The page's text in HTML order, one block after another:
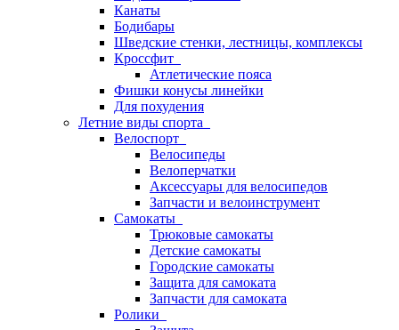
Канаты
Бодибары
Шведские стенки, лестницы, комплексы
Кроссфит
Атлетические пояса
Фишки конусы линейки
Для похудения
Летние виды спорта
Велоспорт
Велосипеды
Велоперчатки
Аксессуары для велосипедов
Запчасти и велоинструмент
Самокаты
Трюковые самокаты
Детские самокаты
Городские самокаты
Защита для самоката
Запчасти для самоката
Ролики